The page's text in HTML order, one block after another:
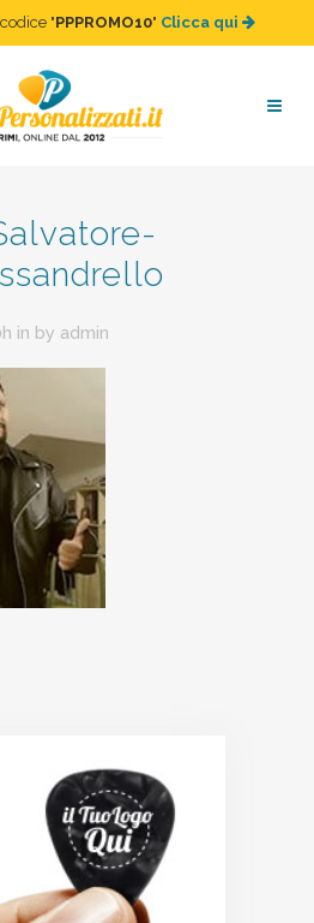
"PPPROMO10" Clicca qui
Strike-
in by admin